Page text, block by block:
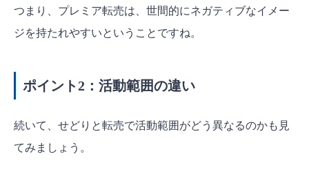
つまり、プレミア転売は、世間的にネガティブなイメー
ジを持たれやすいということですね。
ポイント2：活動範囲の違い
続いて、せどりと転売で活動範囲がどう異なるのかも見
てみましょう。